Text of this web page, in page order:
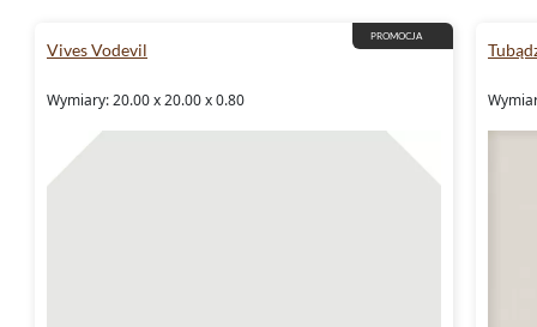
PROMOCJA
Vives Vodevil
Wymiary: 20.00 x 20.00 x 0.80